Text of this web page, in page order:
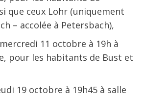
que ceux Lohr (uniquement
– accolée à Petersbach),
11 octobre à 19h à
pour les habitants de Bust et
19 octobre à 19h45 à salle